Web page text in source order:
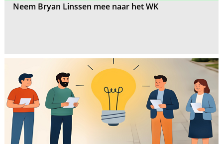
Neem Bryan Linssen mee naar het WK